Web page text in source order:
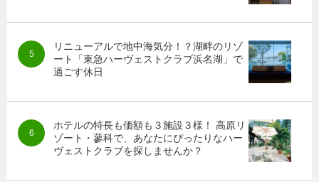
リニューアルで地中海気分！？湖畔のリゾ
ート「東急ハーヴェストクラブ浜名湖」で
過ごす休日
ホテルの特長も価額も３施設３様！ 高原リ
ゾート・蓼科で、あなたにぴったりなハー
ヴェストクラブを探しませんか？